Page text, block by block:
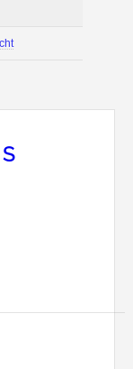
een bericht